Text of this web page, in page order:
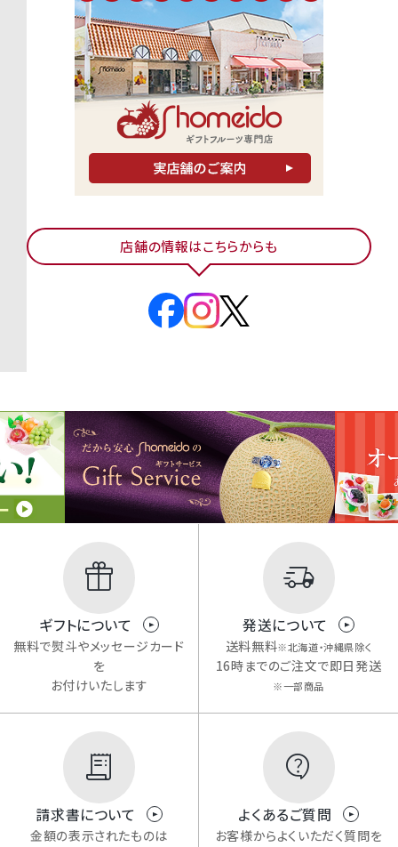
店舗の情報はこちらからも
ギフトについて
無料で熨斗やメッセージカード
を
お付けいたします
発送について
送料無料※北海道・沖縄県除く
16時までのご注文で即日発送
※一部商品
請求書について
金額の表示されたものは
よくあるご質問
お客様からよくいただく質問を